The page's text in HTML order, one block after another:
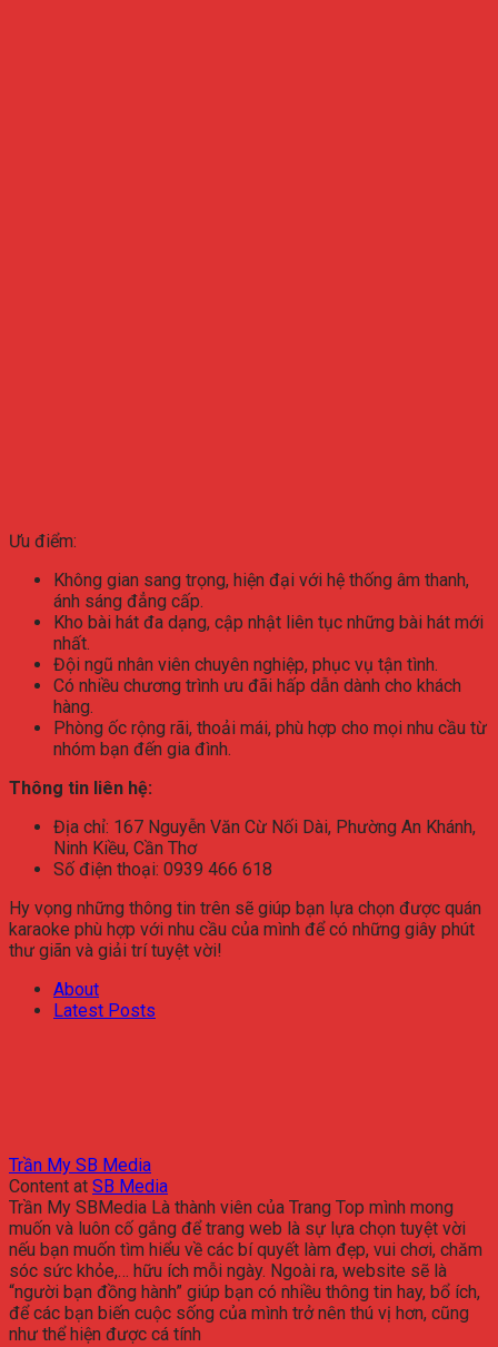
Ưu điểm:
Không gian sang trọng, hiện đại với hệ thống âm thanh,
ánh sáng đẳng cấp.
Kho bài hát đa dạng, cập nhật liên tục những bài hát mới
nhất.
Đội ngũ nhân viên chuyên nghiệp, phục vụ tận tình.
Có nhiều chương trình ưu đãi hấp dẫn dành cho khách
hàng.
Phòng ốc rộng rãi, thoải mái, phù hợp cho mọi nhu cầu từ
nhóm bạn đến gia đình.
Thông tin liên hệ:
Địa chỉ: 167 Nguyễn Văn Cừ Nối Dài, Phường An Khánh,
Ninh Kiều, Cần Thơ
Số điện thoại: 0939 466 618
Hy vọng những thông tin trên sẽ giúp bạn lựa chọn được quán
karaoke phù hợp với nhu cầu của mình để có những giây phút
thư giãn và giải trí tuyệt vời!
About
Latest Posts
Trần My SB Media
Content at SB Media
Trần My SBMedia Là thành viên của Trang Top mình mong
muốn và luôn cố gắng để trang web là sự lựa chọn tuyệt vời
nếu bạn muốn tìm hiểu về các bí quyết làm đẹp, vui chơi, chăm
sóc sức khỏe,… hữu ích mỗi ngày. Ngoài ra, website sẽ là
“người bạn đồng hành” giúp bạn có nhiều thông tin hay, bổ ích,
để các bạn biến cuộc sống của mình trở nên thú vị hơn, cũng
như thể hiện được cá tính